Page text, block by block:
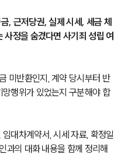
, 근저당권, 실제 시세, 세금 체
사정을 숨겼다면 사기죄 성립 여
미반환인지, 계약 당시부터 반
행위가 있었는지 구분해야 합
대차계약서, 시세 자료, 확정일
과의 대화 내용을 함께 정리해